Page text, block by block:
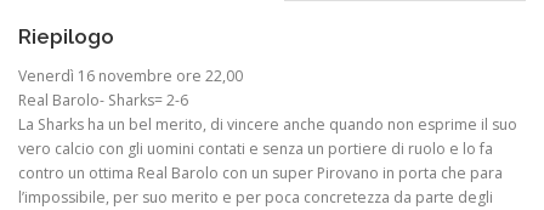
Riepilogo
Venerdì 16 novembre ore 22,00
Real Barolo- Sharks= 2-6
La Sharks ha un bel merito, di vincere anche quando non esprime il suo
vero calcio con gli uomini contati e senza un portiere di ruolo e lo fa
contro un ottima Real Barolo con un super Pirovano in porta che para
l’impossibile, per suo merito e per poca concretezza da parte degli